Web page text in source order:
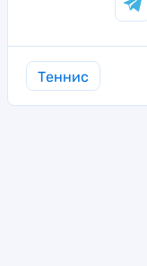
Теннис